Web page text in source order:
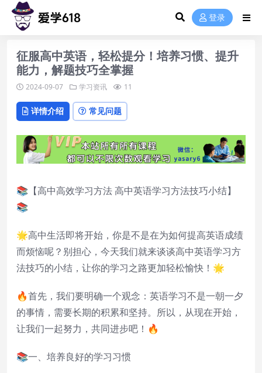
登录
征服高中英语，轻松提分！培养习惯、提升
能力，解题技巧全掌握
2024-09-07 学习资讯 11
详情介绍 常见问题
📚【高中高效学习方法 高中英语学习方法技巧小结】
📚
🌟高中生活即将开始，你是不是在为如何提高英语成绩
而烦恼呢？别担心，今天我们就来谈谈高中英语学习方
法技巧的小结，让你的学习之路更加轻松愉快！🌟
🔥首先，我们要明确一个观念：英语学习不是一朝一夕
的事情，需要长期的积累和坚持。所以，从现在开始，
让我们一起努力，共同进步吧！🔥
📚一、培养良好的学习习惯